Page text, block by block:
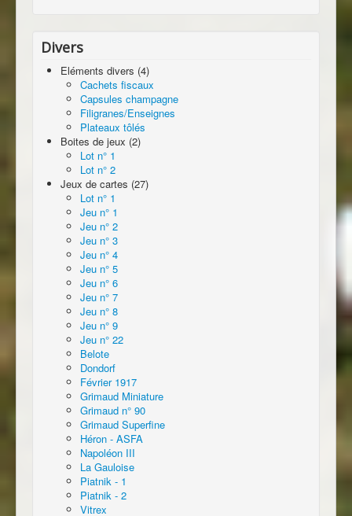
Divers
Eléments divers (4)
Cachets fiscaux
Capsules champagne
Filigranes/Enseignes
Plateaux tôlés
Boites de jeux (2)
Lot n° 1
Lot n° 2
Jeux de cartes (27)
Lot n° 1
Jeu n° 1
Jeu n° 2
Jeu n° 3
Jeu n° 4
Jeu n° 5
Jeu n° 6
Jeu n° 7
Jeu n° 8
Jeu n° 9
Jeu n° 22
Belote
Dondorf
Février 1917
Grimaud Miniature
Grimaud n° 90
Grimaud Superfine
Héron - ASFA
Napoléon III
La Gauloise
Piatnik - 1
Piatnik - 2
Vitrex